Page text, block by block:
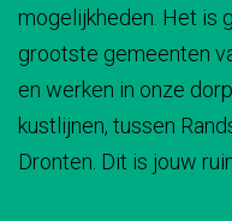
p
a
g
i
n
p
a
g
i
n
p
a
g
i
n
p
a
g
i
n
mogelijkheden. Het is
grootste gemeenten
en werken in onze
kustlijnen, tussen
Dronten. Dit is jouw